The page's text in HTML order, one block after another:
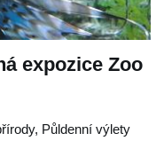
expozice Zoo
Půldenní výlety